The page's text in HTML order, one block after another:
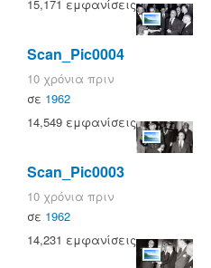
15,171 εμφανίσεις
Scan_Pic0004
10 χρόνια πριν
σε 1962
14,549 εμφανίσεις
Scan_Pic0003
10 χρόνια πριν
σε 1962
14,231 εμφανίσεις